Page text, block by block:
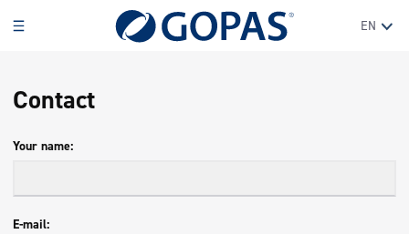
EN
Contact
Your name
E-mail